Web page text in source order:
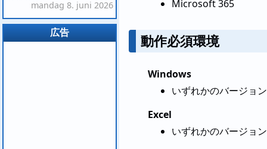
Microsoft 365
動作必須環境
Windows
いずれかのバージョン
Excel
いずれかのバージョン
mandag 8. juni 2026
広告